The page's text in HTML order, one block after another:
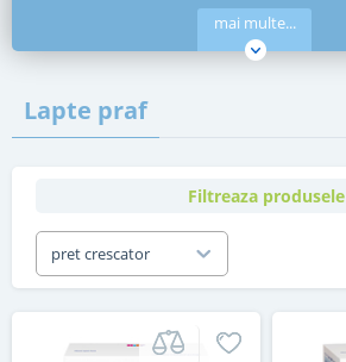
mai multe...
Lapte praf
Filtreaza produsele
pret crescator